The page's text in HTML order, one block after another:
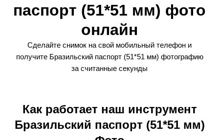
паспорт (51*51 мм) фото
онлайн
Сделайте снимок на свой мобильный телефон и
получите Бразильский паспорт (51*51 мм) фотографию
за считанные секунды
Как работает наш инструмент
Бразильский паспорт (51*51 мм)